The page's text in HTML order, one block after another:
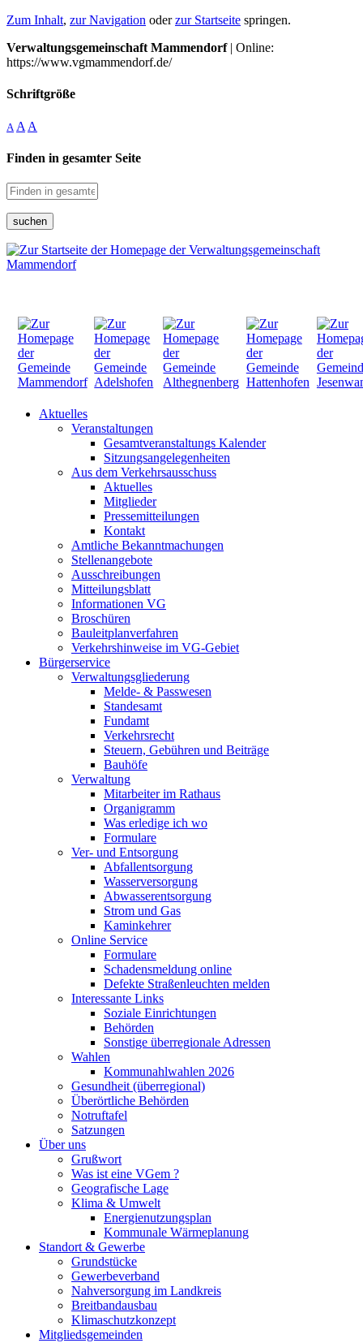
Zum Inhalt, zur Navigation oderzur Startseite springen.
Verwaltungsgemeinschaft Mammendorf| Online:
https://www.vgmammendorf.de/
Schriftgröße
A A A
Finden in gesamter Seite
suchen
Aktuelles
Veranstaltungen
Gesamtveranstaltungs Kalender
Sitzungsangelegenheiten
Aus dem Verkehrsausschuss
Aktuelles
Mitglieder
Pressemitteilungen
Kontakt
Amtliche Bekanntmachungen
Stellenangebote
Ausschreibungen
Mitteilungsblatt
Informationen VG
Broschüren
Bauleitplanverfahren
Verkehrshinweise im VG-Gebiet
Bürgerservice
Verwaltungsgliederung
Melde- & Passwesen
Standesamt
Fundamt
Verkehrsrecht
Steuern, Gebühren und Beiträge
Bauhöfe
Verwaltung
Mitarbeiter im Rathaus
Organigramm
Was erledige ich wo
Formulare
Ver- und Entsorgung
Abfallentsorgung
Wasserversorgung
Abwasserentsorgung
Strom und Gas
Kaminkehrer
Online Service
Formulare
Schadensmeldung online
Defekte Straßenleuchten melden
Interessante Links
Soziale Einrichtungen
Behörden
Sonstige überregionale Adressen
Wahlen
Kommunahlwahlen 2026
Gesundheit (überregional)
Überörtliche Behörden
Notruftafel
Satzungen
Über uns
Grußwort
Was ist eine VGem ?
Geografische Lage
Klima & Umwelt
Energienutzungsplan
Kommunale Wärmeplanung
Standort & Gewerbe
Grundstücke
Gewerbeverband
Nahversorgung im Landkreis
Breitbandausbau
Klimaschutzkonzept
Mitgliedsgemeinden